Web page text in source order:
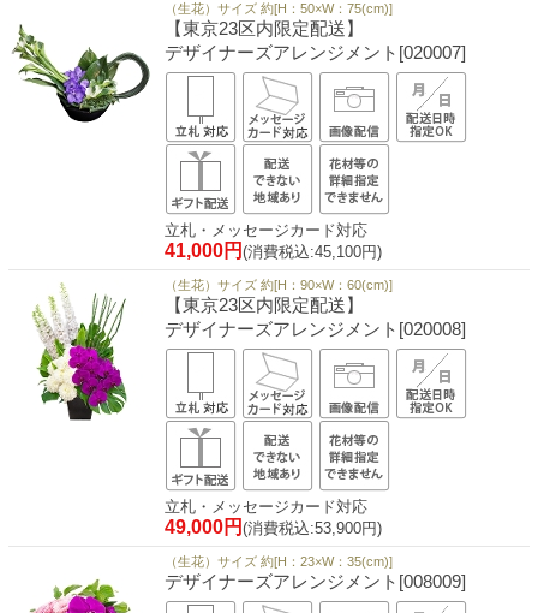
（生花）サイズ 約[H：50×W：75(cm)]
【東京23区内限定配送】
デザイナーズアレンジメント[020007]
立札・メッセージカード対応
41,000円 (消費税込:45,100円)
（生花）サイズ 約[H：90×W：60(cm)]
【東京23区内限定配送】
デザイナーズアレンジメント[020008]
立札・メッセージカード対応
49,000円 (消費税込:53,900円)
（生花）サイズ 約[H：23×W：35(cm)]
デザイナーズアレンジメント[008009]